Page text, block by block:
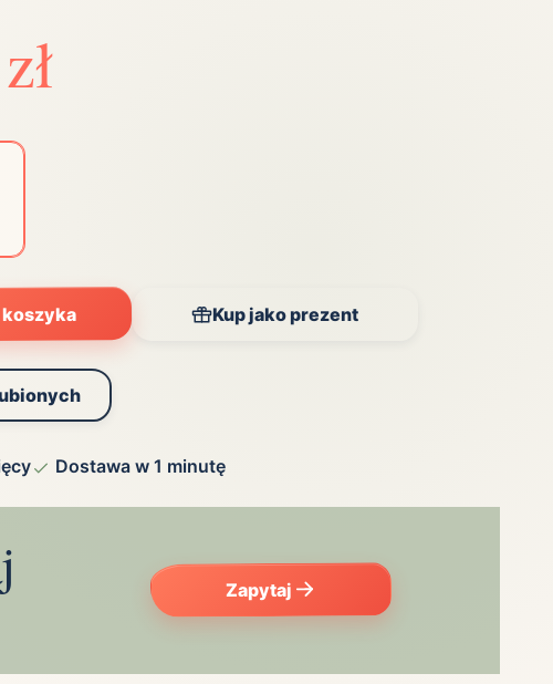
koszyka Kup jako prezent
Dostawa w 1 minutę
Zapytaj